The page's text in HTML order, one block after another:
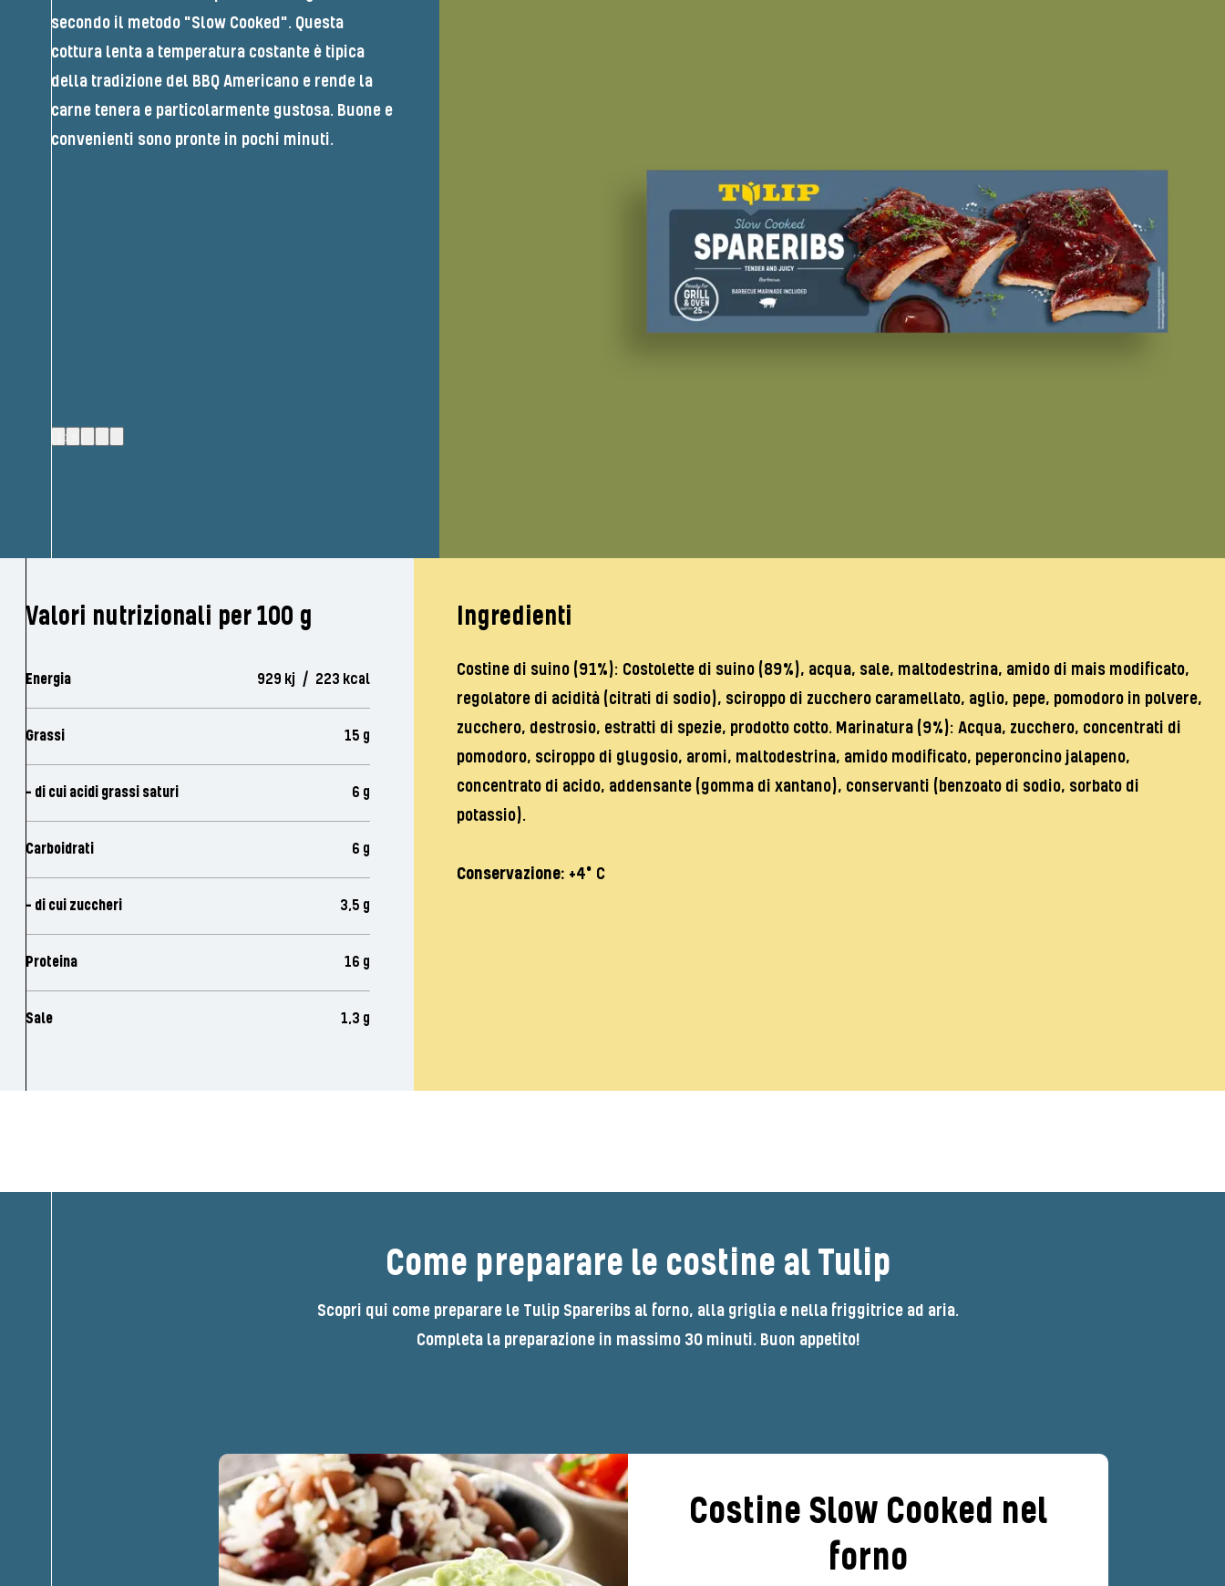
secondo il metodo "Slow Cooked". Questa
cottura lenta a temperatura costante è tipica
della tradizione del BBQ Americano e rende la
carne tenera e particolarmente gustosa. Buone e
convenienti sono pronte in pochi minuti.
(19)
Valori nutrizionali per 100 g
Energia 929 kj / 223 kcal
Grassi 15 g
- di cui acidi grassi saturi 6 g
Carboidrati 6 g
- di cui zuccheri 3,5 g
Proteina 16 g
Sale 1,3 g
Ingredienti
Costine di suino (91%): Costolette di suino (89%), acqua, sale, maltodestrina, amido di mais modificato,
regolatore di acidità (citrati di sodio), sciroppo di zucchero caramellato, aglio, pepe, pomodoro in polvere,
zucchero, destrosio, estratti di spezie, prodotto cotto. Marinatura (9%): Acqua, zucchero, concentrati di
pomodoro, sciroppo di glugosio, aromi, maltodestrina, amido modificato, peperoncino jalapeno,
concentrato di acido, addensante (gomma di xantano), conservanti (benzoato di sodio, sorbato di
potassio).
Conservazione: +4° C
Come preparare le costine al Tulip
Scopri qui come preparare le Tulip Spareribs al forno, alla griglia e nella friggitrice ad aria.
Completa la preparazione in massimo 30 minuti. Buon appetito!
Costine Slow Cooked nel
forno